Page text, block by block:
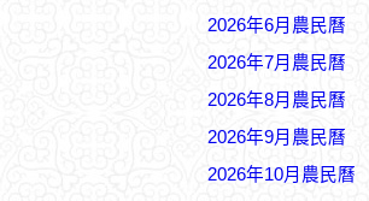
2026年6月農民曆
2026年7月農民曆
2026年8月農民曆
2026年9月農民曆
2026年10月農民曆